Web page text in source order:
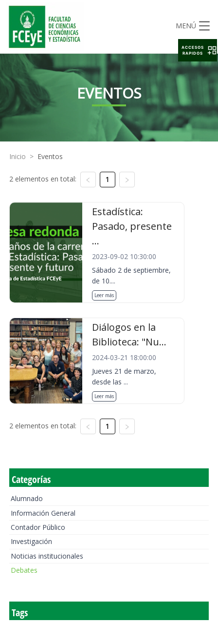
MENÚ
EVENTOS
Inicio > Eventos
2 elementos en total: 1
Estadística:
Pasado, presente
...
2023-09-02 10:30:00
Sábado 2 de septiembre,
de 10....
Leer más
Diálogos en la
Biblioteca: "Nu...
2024-03-21 18:00:00
Jueves 21 de marzo,
desde las ...
Leer más
2 elementos en total: 1
Categorías
Alumnado
Información General
Contador Público
Investigación
Noticias institucionales
Debates
Tags
ACCESOS
RAPIDOS